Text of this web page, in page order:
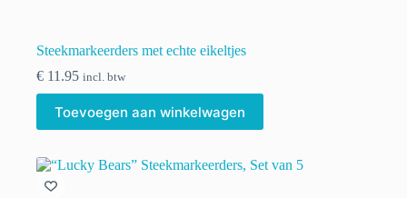
Steekmarkeerders met echte eikeltjes
€ 11.95 incl. btw
Toevoegen aan winkelwagen